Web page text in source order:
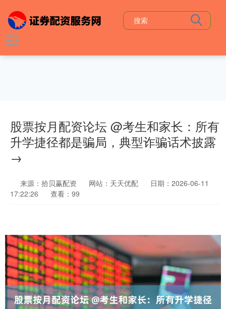
股票按月配资论坛 @考生和家长：所有
升学捷径都是骗局，典型诈骗话术披露
→
来源：拾贝赢配资 网站：天天优配
日期：2026-06-11
17:22:26
查看：99